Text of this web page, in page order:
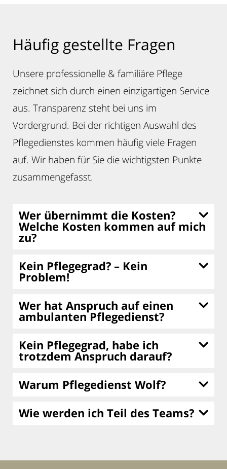
Häufig gestellte Fragen
Unsere professionelle & familiäre Pflege
zeichnet sich durch einen einzigartigen Service
aus. Transparenz steht bei uns im
Vordergrund. Bei der richtigen Auswahl des
Pflegedienstes kommen häufig viele Fragen
auf. Wir haben für Sie die wichtigsten Punkte
zusammengefasst.
Wer übernimmt die Kosten?
Welche Kosten kommen auf mich
zu?
Kein Pflegegrad? – Kein
Problem!
Wer hat Anspruch auf einen
ambulanten Pflegedienst?
Kein Pflegegrad, habe ich
trotzdem Anspruch darauf?
Warum Pflegedienst Wolf?
Wie werden ich Teil des Teams?